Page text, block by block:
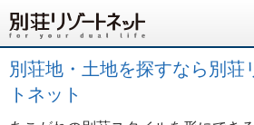
別荘地・土地を探すなら別荘
トネット